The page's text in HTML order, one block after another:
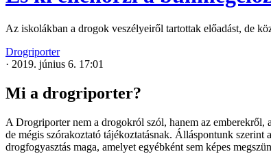
Az iskolákban a drogok veszélyeiről tartottak előadást, de
Drogriporter
· 2019. június 6. 17:01
Mi a drogriporter?
A Drogriporter nem a drogokról szól, hanem az
de mégis szórakoztató tájékoztatásnak. Álláspontunk
drogfogyasztás maga, amelyet egyébként sem képes